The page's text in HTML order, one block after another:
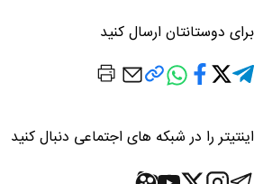
برای دوستانتان ارسال کنید
اینتیتر را در شبکه های اجتماعی دنبال کنید